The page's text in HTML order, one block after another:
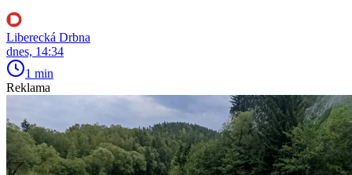
Liberecká Drbna
dnes, 14:34
1 min
Reklama